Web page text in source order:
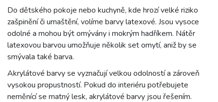
Do dětského pokoje nebo kuchyně, kde hrozí velké riziko
zašpinění či umaštění, volíme barvy latexové. Jsou vysoce
odolné a mohou být omývány i mokrým hadříkem. Nátěr
latexovou barvou umožňuje několik set omytí, aniž by se
smývala také barva.
Akrylátové barvy se vyznačují velkou odolností a zároveň
vysokou propustností. Pokud do interiéru potřebujete
neměnící se matný lesk, akrylátové barvy jsou řešením.